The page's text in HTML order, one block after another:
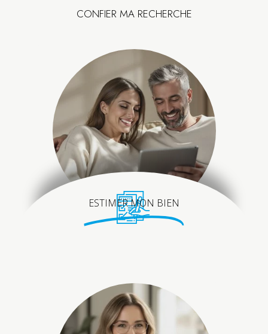
CONFIER MA RECHERCHE
ESTIMER MON BIEN